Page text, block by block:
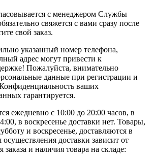
с менеджером Службы
свяжется с вами сразу после
свой заказ.
указанный номер телефона,
адрес могут привести к
Пожалуйста, внимательно
данные при регистрации и
ваших
гарантируется.
ежедневно с 10:00 до 20:00 часов, в
в воскресенье доставки нет. Товары,
и воскресенье, доставляются в
доставки зависит от
и наличия товара на складе: